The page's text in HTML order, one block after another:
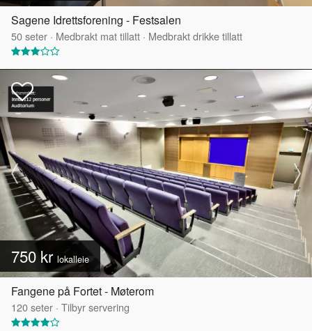
Sagene Idrettsforening - Festsalen
50seter · Medbrakt mat tillatt · Medbrakt drikke tillatt
750 kr lokalleie
Fangene på Fortet - Møterom
120seter · Tilbyr servering